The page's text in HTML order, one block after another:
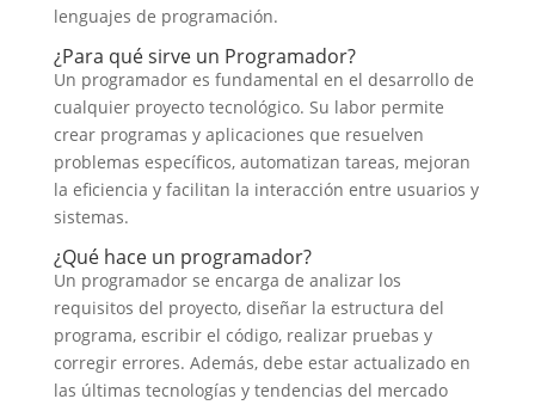
lenguajes de programación.
¿Para qué sirve un Programador?
Un programador es fundamental en el desarrollo de
cualquier proyecto tecnológico. Su labor permite
crear programas y aplicaciones que resuelven
problemas específicos, automatizan tareas, mejoran
la eficiencia y facilitan la interacción entre usuarios y
sistemas.
¿Qué hace un programador?
Un programador se encarga de analizar los
requisitos del proyecto, diseñar la estructura del
programa, escribir el código, realizar pruebas y
corregir errores. Además, debe estar actualizado en
las últimas tecnologías y tendencias del mercado